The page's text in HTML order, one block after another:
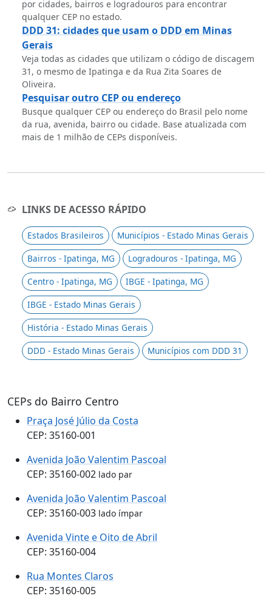
por cidades, bairros e logradouros para encontrar
qualquer CEP no estado.
DDD 31: cidades que usam o DDD em Minas
Gerais
Veja todas as cidades que utilizam o código de discagem
31, o mesmo de Ipatinga e da Rua Zita Soares de
Oliveira.
Pesquisar outro CEP ou endereço
Busque qualquer CEP ou endereço do Brasil pelo nome
da rua, avenida, bairro ou cidade. Base atualizada com
mais de 1 milhão de CEPs disponíveis.
LINKS DE ACESSO RÁPIDO
Estados Brasileiros
Municípios - Estado Minas Gerais
Bairros - Ipatinga, MG
Logradouros - Ipatinga, MG
Centro - Ipatinga, MG
IBGE - Ipatinga, MG
IBGE - Estado Minas Gerais
História - Estado Minas Gerais
DDD - Estado Minas Gerais
Municípios com DDD 31
CEPs do Bairro Centro
Praça José Júlio da Costa
CEP: 35160-001
Avenida João Valentim Pascoal
CEP: 35160-002 lado par
Avenida João Valentim Pascoal
CEP: 35160-003 lado ímpar
Avenida Vinte e Oito de Abril
CEP: 35160-004
Rua Montes Claros
CEP: 35160-005